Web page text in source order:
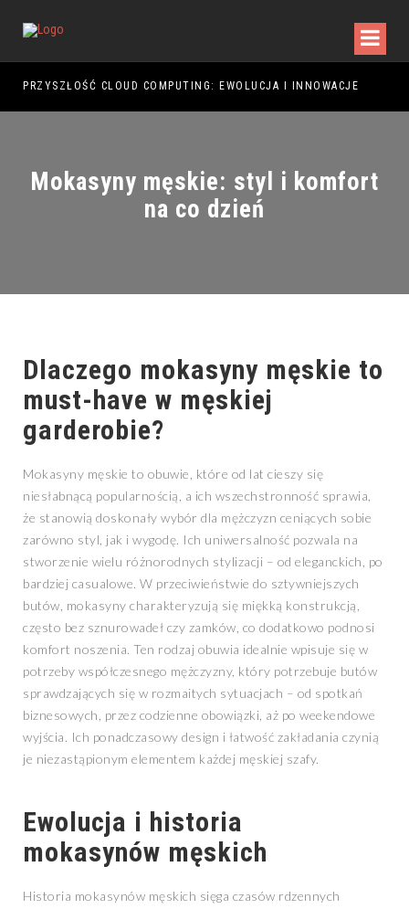
PRZYSZŁOŚĆ CLOUD COMPUTING: EWOLUCJA I INNOWACJE
Mokasyny męskie: styl i komfort
na co dzień
Dlaczego mokasyny męskie to
must-have w męskiej
garderobie?
Mokasyny męskie to obuwie, które od lat cieszy się
niesłabnącą popularnością, a ich wszechstronność sprawia,
że stanowią doskonały wybór dla mężczyzn ceniących sobie
zarówno styl, jak i wygodę. Ich uniwersalność pozwala na
stworzenie wielu różnorodnych stylizacji – od eleganckich, po
bardziej casualowe. W przeciwieństwie do sztywniejszych
butów, mokasyny charakteryzują się miękką konstrukcją,
często bez sznurowadeł czy zamków, co dodatkowo podnosi
komfort noszenia. Ten rodzaj obuwia idealnie wpisuje się w
potrzeby współczesnego mężczyzny, który potrzebuje butów
sprawdzających się w rozmaitych sytuacjach – od spotkań
biznesowych, przez codzienne obowiązki, aż po weekendowe
wyjścia. Ich ponadczasowy design i łatwość zakładania czynią
je niezastąpionym elementem każdej męskiej szafy.
Ewolucja i historia
mokasynów męskich
Historia mokasynów męskich sięga czasów rdzennych